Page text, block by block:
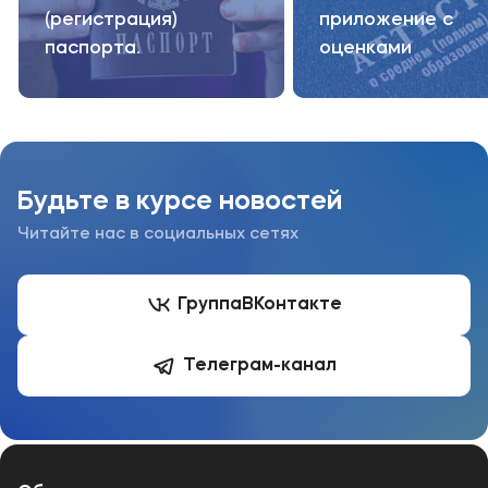
(регистрация)
паспорта.
приложение с
оценками
Будьте в курсе новостей
Читайте нас в социальных сетях
ГруппаВКонтакте
Телеграм-канал